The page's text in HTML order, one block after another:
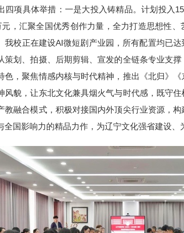
四项具体举措：一是大投入铸精品。计划投入
，汇聚全国优秀创作力量，全力打造思想性、
我校正在建设AI微短剧产业园，所有配置均已
策划、拍摄、后期剪辑、宣发的全链条专业支
色，聚焦情感内核与时代精神，推出《北归》
风貌，让东北文化兼具烟火气与时代感，既守
教融合模式，积极对接国内外顶尖行业资源，
全国影响力的精品力作，为辽宁文化强省建设、